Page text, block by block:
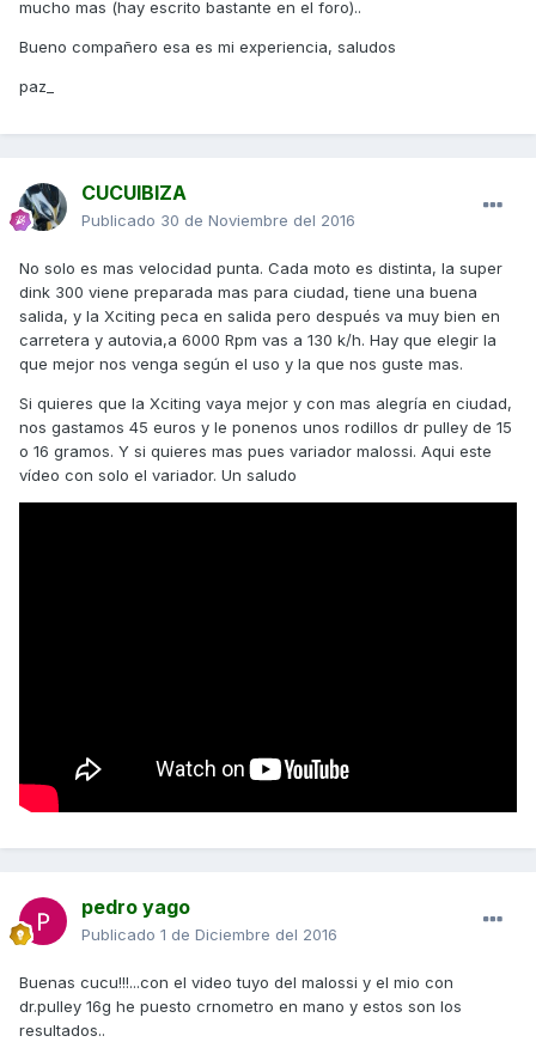
mucho mas (hay escrito bastante en el foro)..
Bueno compañero esa es mi experiencia, saludos
paz_
CUCUIBIZA
Publicado 30 de Noviembre del 2016
No solo es mas velocidad punta. Cada moto es distinta, la super
dink 300 viene preparada mas para ciudad, tiene una buena
salida, y la Xciting peca en salida pero después va muy bien en
carretera y autovia,a 6000 Rpm vas a 130 k/h. Hay que elegir la
que mejor nos venga según el uso y la que nos guste mas.
Si quieres que la Xciting vaya mejor y con mas alegría en ciudad,
nos gastamos 45 euros y le ponenos unos rodillos dr pulley de 15
o 16 gramos. Y si quieres mas pues variador malossi. Aqui este
vídeo con solo el variador. Un saludo
pedro yago
Publicado 1 de Diciembre del 2016
Buenas cucu!!!...con el video tuyo del malossi y el mio con
dr.pulley 16g he puesto crnometro en mano y estos son los
resultados..